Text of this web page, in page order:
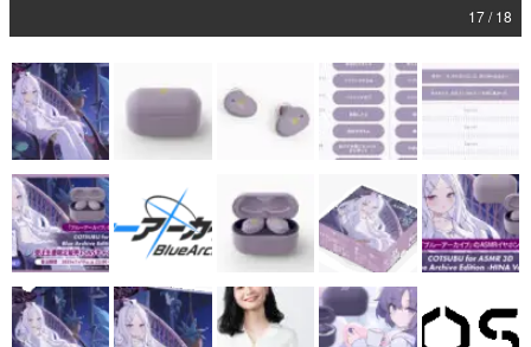
の起源や用法の変遷を、コンピューター文化史研究家・タ
イニーP氏が徹底調査。
カテゴリ
特集記事
マンガ
女性向け
アプリレビュー
17 / 18